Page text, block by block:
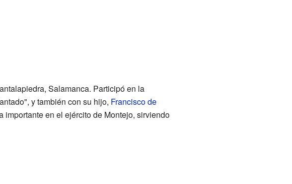
Salamanca. Participó en la
y también con su hijo, Francisco de
importante en el ejército de Montejo, sirviendo